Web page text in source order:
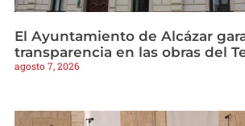
El Ayuntamiento de Alcázar
transparencia en las obras del
agosto 7, 2026